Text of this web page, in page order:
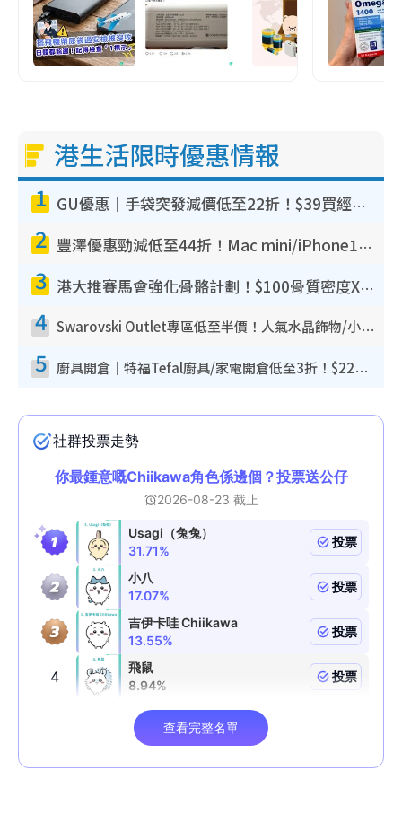
港生活限時優惠情報
1 GU優惠｜手袋突發減價低至22折！$39買經典波士頓包/餃子袋！飾物同步減價$29起！
2 豐澤優惠勁減低至44折！Mac mini/iPhone17Pro大減價！廚房家電$220起
3 港大推賽馬會強化骨骼計劃！$100骨質密度X光檢查 完成免費運動訓練送超市禮券！附參加資格
4 Swarovski Outlet專區低至半價！人氣水晶飾物/小擺設$138起！迪士尼款/水晶高跟鞋都有平
5 廚具開倉｜特福Tefal廚具/家電開倉低至3折！$220起買平底鍋/炒鑊/湯煲！電飯煲/吸塵機/燙斗$418起